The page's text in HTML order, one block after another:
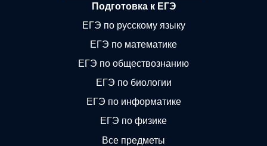
Подготовка к ЕГЭ
ЕГЭ по русскому языку
ЕГЭ по математике
ЕГЭ по обществознанию
ЕГЭ по биологии
ЕГЭ по информатике
ЕГЭ по физике
Все предметы